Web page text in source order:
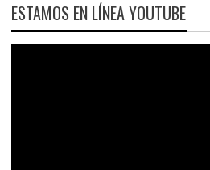
ESTAMOS EN LÍNEA YOUTUBE